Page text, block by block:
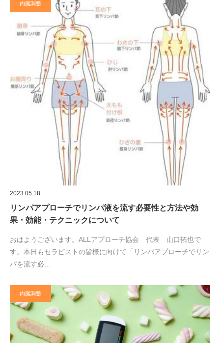
内臓調整
2023.05.18
リンパアプローチでリンパ液を流す必要性と方法や効
果・効能・テクニックについて
おはようございます。ALLアプローチ協会 代表 山口拓也で
す。本日もセラピストの皆様に向けて「リンパアプローチでリン
パを流す必…
内臓調整